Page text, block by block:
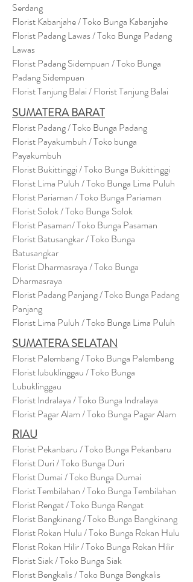
Serdang
Florist Kabanjahe / Toko Bunga Kabanjahe
Florist Padang Lawas / Toko Bunga Padang
Lawas
Florist Padang Sidempuan / Toko Bunga
Padang Sidempuan
Florist Tanjung Balai / Florist Tanjung Balai
SUMATERA BARAT
Florist Padang / Toko Bunga Padang
Florist Payakumbuh / Toko bunga
Payakumbuh
Florist Bukittinggi / Toko Bunga Bukittinggi
Florist Lima Puluh / Toko Bunga Lima Puluh
Florist Pariaman / Toko Bunga Pariaman
Florist Solok / Toko Bunga Solok
Florist Pasaman/ Toko Bunga Pasaman
Florist Batusangkar / Toko Bunga
Batusangkar
Florist Dharmasraya / Toko Bunga
Dharmasraya
Florist Padang Panjang / Toko Bunga Padang
Panjang
Florist Lima Puluh / Toko Bunga Lima Puluh
SUMATERA SELATAN
Florist Palembang / Toko Bunga Palembang
Florist lubuklinggau / Toko Bunga
Lubuklinggau
Florist Indralaya / Toko Bunga Indralaya
Florist Pagar Alam / Toko Bunga Pagar Alam
RIAU
Florist Pekanbaru / Toko Bunga Pekanbaru
Florist Duri / Toko Bunga Duri
Florist Dumai / Toko Bunga Dumai
Florist Tembilahan / Toko Bunga Tembilahan
Florist Rengat / Toko Bunga Rengat
Florist Bangkinang / Toko Bunga Bangkinang
Florist Rokan Hulu / Toko Bunga Rokan Hulu
Florist Rokan Hilir / Toko Bunga Rokan Hilir
Florist Siak / Toko Bunga Siak
Florist Bengkalis / Toko Bunga Bengkalis